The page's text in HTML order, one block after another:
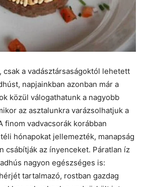
csak a vadásztársaságoktól lehetett
napjainkban azonban már a
közül válogathatunk a nagyobb
az asztalunkra varázsolhatjuk a
finom vadvacsorák korábban
hónapokat jellemezték, manapság
csábítják az ínyenceket. Páratlan íz
nagyon egészséges is:
tartalmazó, rostban gazdag